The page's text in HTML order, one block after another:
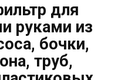
для
руками из
бочки,
труб,